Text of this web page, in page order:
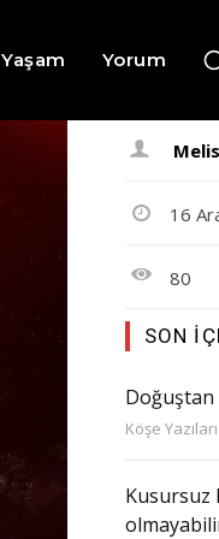
Yaşam Yorum
16
80
SON
Doğuştan
Köşe Yazıları
Kusursuz